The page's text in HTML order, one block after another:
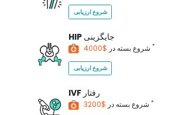
شروع ارزیابی
HIP جایگزینی
شروع بسته در *
شروع ارزیابی
IVF رفتار
شروع بسته در *